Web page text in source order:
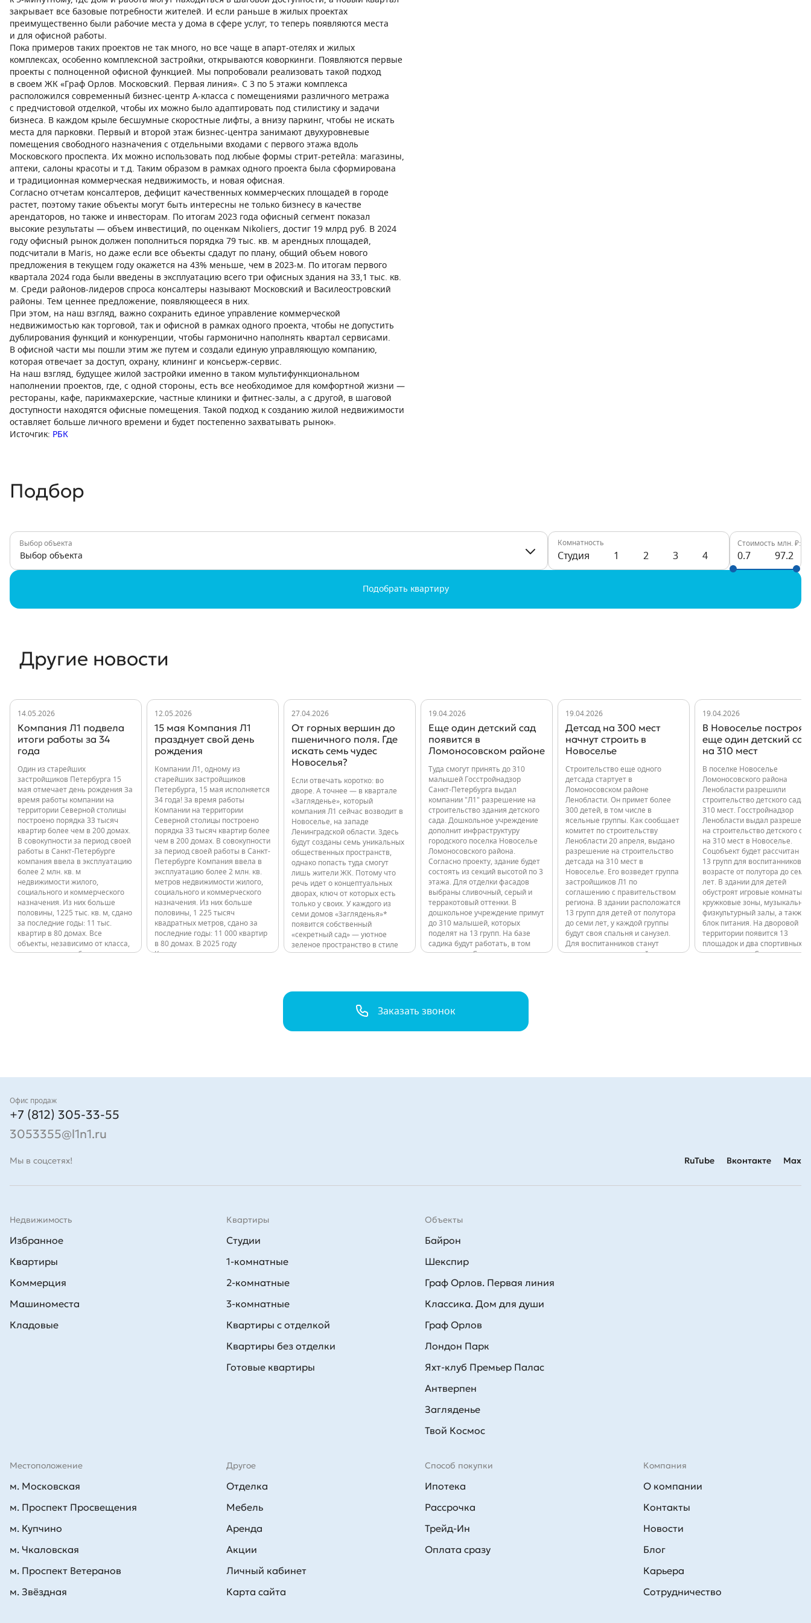
закрывает все базовые потребности жителей. И если раньше в жилых проектах
преимущественно были рабочие места у дома в сфере услуг, то теперь появляются места
и для офисной работы.
Пока примеров таких проектов не так много, но все чаще в апарт-отелях и жилых
комплексах, особенно комплексной застройки, открываются коворкинги. Появляются первые
проекты с полноценной офисной функцией. Мы попробовали реализовать такой подход
в своем ЖК «Граф Орлов. Московский. Первая линия». С 3 по 5 этажи комплекса
расположился современный бизнес-центр А-класса с помещениями различного метража
с предчистовой отделкой, чтобы их можно было адаптировать под стилистику и задачи
бизнеса. В каждом крыле бесшумные скоростные лифты, а внизу паркинг, чтобы не искать
места для парковки. Первый и второй этаж бизнес-центра занимают двухуровневые
помещения свободного назначения с отдельными входами с первого этажа вдоль
Московского проспекта. Их можно использовать под любые формы стрит-ретейла: магазины,
аптеки, салоны красоты и т.д. Таким образом в рамках одного проекта была сформирована
и традиционная коммерческая недвижимость, и новая офисная.
Согласно отчетам консалтеров, дефицит качественных коммерческих площадей в городе
растет, поэтому такие объекты могут быть интересны не только бизнесу в качестве
арендаторов, но также и инвесторам. По итогам 2023 года офисный сегмент показал
высокие результаты — объем инвестиций, по оценкам Nikoliers, достиг 19 млрд руб. В 2024
году офисный рынок должен пополниться порядка 79 тыс. кв. м арендных площадей,
подсчитали в Maris, но даже если все объекты сдадут по плану, общий объем нового
предложения в текущем году окажется на 43% меньше, чем в 2023-м. По итогам первого
квартала 2024 года были введены в эксплуатацию всего три офисных здания на 33,1 тыс. кв.
м. Среди районов-лидеров спроса консалтеры называют Московский и Василеостровский
районы. Тем ценнее предложение, появляющееся в них.
При этом, на наш взгляд, важно сохранить единое управление коммерческой
недвижимостью как торговой, так и офисной в рамках одного проекта, чтобы не допустить
дублирования функций и конкуренции, чтобы гармонично наполнять квартал сервисами.
В офисной части мы пошли этим же путем и создали единую управляющую компанию,
которая отвечает за доступ, охрану, клининг и консьерж-сервис.
На наш взгляд, будущее жилой застройки именно в таком мультифункциональном
наполнении проектов, где, с одной стороны, есть все необходимое для комфортной жизни —
рестораны, кафе, парикмахерские, частные клиники и фитнес-залы, а с другой, в шаговой
доступности находятся офисные помещения. Такой подход к созданию жилой недвижимости
оставляет больше личного времени и будет постепенно захватывать рынок».
Источгик: РБК
Подбор
Выбор объекта
Выбор объекта
Комнатность
Студия 1 2 3 4
Стоимость млн. ₽:
0.7 97.2
Подобрать квартиру
Другие новости
14.05.2026
Компания Л1 подвела
итоги работы за 34
года
Один из старейших
застройщиков Петербурга 15
мая отмечает день рождения За
время работы компании на
территории Северной столицы
построено порядка 33 тысяч
квартир более чем в 200 домах.
В совокупности за период своей
работы в Санкт-Петербурге
компания ввела в эксплуатацию
более 2 млн. кв. м
недвижимости жилого,
социального и коммерческого
назначения. Из них больше
половины, 1225 тыс. кв. м, сдано
за последние годы: 11 тыс.
квартир в 80 домах. Все
объекты, независимо от класса,
расположены в обжитых
12.05.2026
15 мая Компания Л1
празднует свой день
рождения
Компании Л1, одному из
старейших застройщиков
Петербурга, 15 мая исполняется
34 года! За время работы
Компании на территории
Северной столицы построено
порядка 33 тысяч квартир более
чем в 200 домах. В совокупности
за период своей работы в Санкт-
Петербурге Компания ввела в
эксплуатацию более 2 млн. кв.
метров недвижимости жилого,
социального и коммерческого
назначения. Из них больше
половины, 1 225 тысяч
квадратных метров, сдано за
последние годы: 11 000 квартир
в 80 домах. В 2025 году
Компания ввела в эксплуатацию
27.04.2026
От горных вершин до
пшеничного поля. Где
искать семь чудес
Новоселья?
Если отвечать коротко: во
дворе. А точнее — в квартале
«Загляденье», который
компания Л1 сейчас возводит в
Новоселье, на западе
Ленинградской области. Здесь
будут созданы семь уникальных
общественных пространств,
однако попасть туда смогут
лишь жители ЖК. Потому что
речь идет о концептуальных
дворах, ключ от которых есть
только у своих. У каждого из
семи домов «Загляденья»*
появится собственный
«секретный сад» — уютное
зеленое пространство в стиле
эко с индивидуальным
порогом подъезда.…
19.04.2026
Еще один детский сад
появится в
Ломоносовском районе
Туда смогут принять до 310
малышей Госстройнадзор
Санкт-Петербурга выдал
компании "Л1" разрешение на
строительство здания детского
сада. Дошкольное учреждение
дополнит инфраструктуру
городского поселка Новоселье
Ломоносовского района.
Согласно проекту, здание будет
состоять из секций высотой по 3
этажа. Для отделки фасадов
выбраны сливочный, серый и
терракотовый оттенки. В
дошкольное учреждение примут
до 310 малышей, которых
поделят на 13 групп. На базе
садика будут работать, в том
числе, ясли. Садик оснастят по
19.04.2026
Детсад на 300 мест
начнут строить в
Новоселье
Строительство еще одного
детсада стартует в
Ломоносовском районе
Ленобласти. Он примет более
300 детей, в том числе в
ясельные группы. Как сообщает
комитет по строительству
Ленобласти 20 апреля, выдано
разрешение на строительство
детсада на 310 мест в
Новоселье. Его возведет группа
застройщиков Л1 по
соглашению с правительством
региона. В здании расположатся
13 групп для детей от полутора
до семи лет, у каждой группы
будут своя спальня и санузел.
Для воспитанников станут
доступны музыкальный и
19.04.2026
В Новоселье построят
еще один детский сад
на 310 мест
В поселке Новоселье
Ломоносовского района
Ленобласти разрешили
строительство детского сада
310 мест. Госстройнадзор
Ленобласти выдал
на строительство детского
на 310 мест в Новоселье.
Соцобъект будет рассчитан на
13 групп для воспитанников в
возрасте от полутора до семи
лет. В здании для детей
обустроят игровые комнаты и
кружковые зоны,
физкультурный залы, а также
блок питания. На дворовой
территории появится 13
площадок и два спортивных
пространства.
Заказать звонок
Контакты
Офис продаж
+7 (812) 305-33-55
3053355@l1n1.ru
Мы в соцсетях! RuTube Вконтакте Max
Квартиры
Студии
1-комнатные
2-комнатные
3-комнатные
Квартиры с отделкой
Квартиры без отделки
Готовые квартиры
Недвижимость
Избранное
Квартиры
Коммерция
Машиноместа
Кладовые
Способ покупки
Ипотека
Рассрочка
Трейд-Ин
Оплата сразу
Объекты
Байрон
Шекспир
Граф Орлов. Первая линия
Классика. Дом для души
Граф Орлов
Лондон Парк
Яхт-клуб Премьер Палас
Антверпен
Загляденье
Твой Космос
Другое
Отделка
Мебель
Аренда
Акции
Личный кабинет
Карта сайта
Компания
О компании
Контакты
Новости
Блог
Карьера
Сотрудничество
Местоположение
м. Московская
м. Проспект Просвещения
м. Купчино
м. Чкаловская
м. Проспект Ветеранов
м. Звёздная